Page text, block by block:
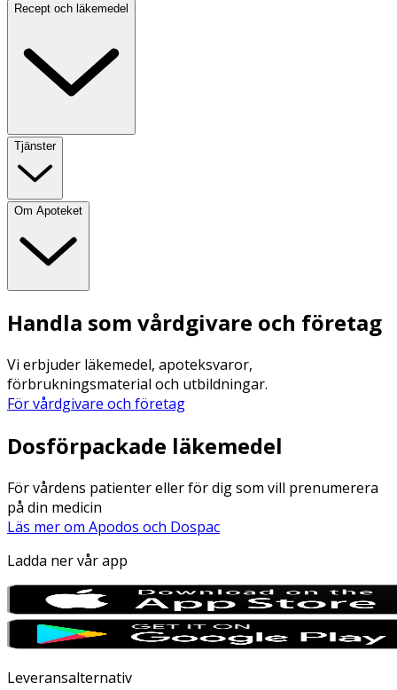
Recept och läkemedel
Tjänster
Om Apoteket
Handla som vårdgivare och företag
Vi erbjuder läkemedel, apoteksvaror,
förbrukningsmaterial och utbildningar.
För vårdgivare och företag
Dosförpackade läkemedel
För vårdens patienter eller för dig som vill prenumerera
på din medicin
Läs mer om Apodos och Dospac
Ladda ner vår app
Leveransalternativ